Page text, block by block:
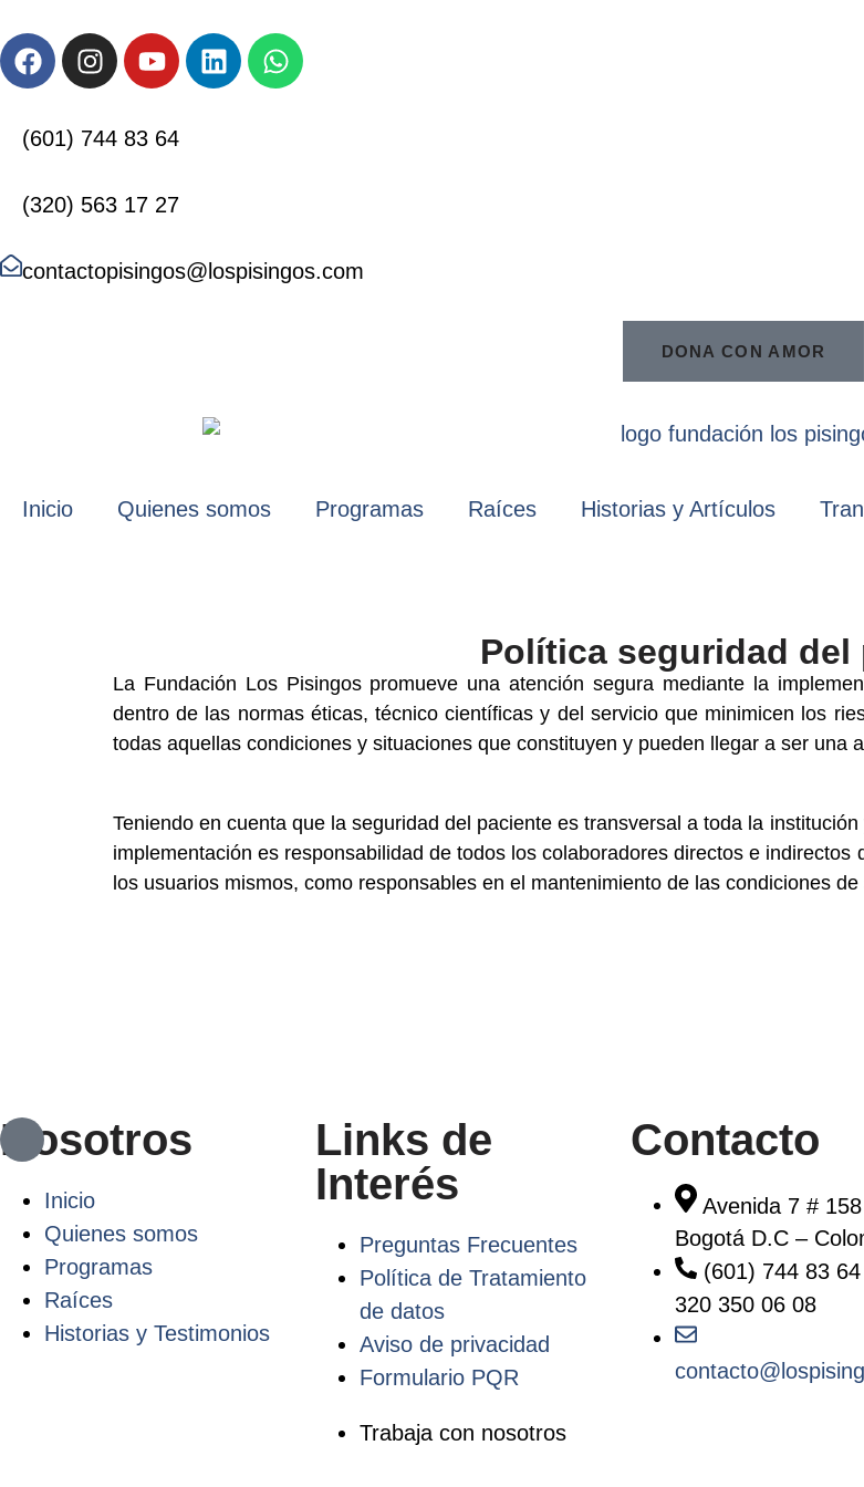
(601) 744 83 64
(320) 563 17 27
contactopisingos@lospisingos.com
DONA CON AMOR
Inicio Quienes somos Programas Raíces Historias y Artículos
Política seguridad del
La Fundación Los Pisingos promueve una atención segura mediante la
dentro de las normas éticas, técnico científicas y del servicio que minimicen los
todas aquellas condiciones y situaciones que constituyen y pueden llegar a ser una
Teniendo en cuenta que la seguridad del paciente es transversal a toda la
implementación es responsabilidad de todos los colaboradores directos e
los usuarios mismos, como responsables en el mantenimiento de las condiciones
Nosotros
Inicio
Quienes somos
Programas
Raíces
Historias y Testimonios
Links de
Interés
Preguntas Frecuentes
Política de Tratamiento
de datos
Aviso de privacidad
Formulario PQR
Trabaja con nosotros
Contacto
Avenida 7 #
Bogotá D.C –
(601) 744 83 64
320 350 06 08